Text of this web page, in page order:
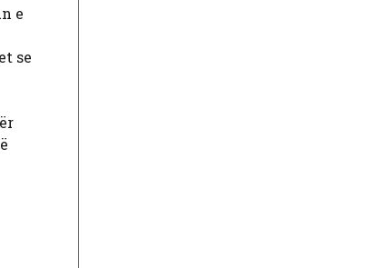
e
se